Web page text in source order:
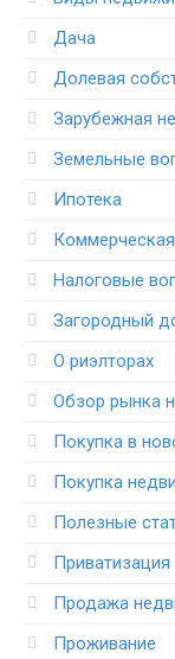
Дача
Долевая
Зарубежная
Земельные
Ипотека
Налоговые
Загородный
О риэлторах
Обзор рынка
Покупка в
Покупка
Полезные
Приватизация
Продажа
Проживание